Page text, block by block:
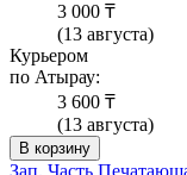
3 000 ₸
(13 августа)
Курьером
по Атырау:
3 600 ₸
(13 августа)
В корзину